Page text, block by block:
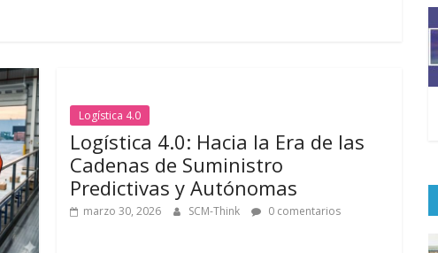
Logística 4.0
Logística 4.0: Hacia la Era de las
Cadenas de Suministro
Predictivas y Autónomas
marzo 30, 2026 SCM-Think 0 comentarios